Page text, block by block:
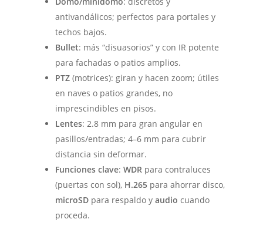
antivandálicos; perfectos para portales y
techos bajos.
Bullet: más “disuasorios” y con IR potente
para fachadas o patios amplios.
PTZ (motrices): giran y hacen zoom; útiles
en naves o patios grandes, no
imprescindibles en pisos.
Lentes: 2.8 mm para gran angular en
pasillos/entradas; 4–6 mm para cubrir
distancia sin deformar.
Funciones clave:WDR para contraluces
(puertas con sol), H.265 para ahorrar disco,
microSD para respaldo yaudio cuando
proceda.